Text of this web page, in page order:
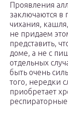
Проявления
заключаются в
чихания,
не придаем
представить,
доме, а не с
отдельных
быть очень
того, нередки
приобретает